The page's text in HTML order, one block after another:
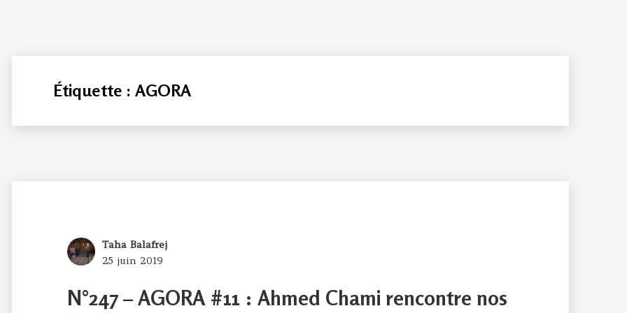
Étiquette : AGORA
Author
Taha Balafrej
Posted
25 juin 2019
N°247 – AGORA #11 : Ahmed Chami rencontre nos